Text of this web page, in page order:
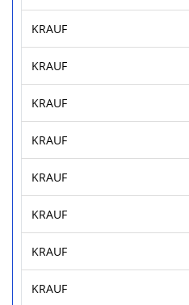
KRAUF
KRAUF
KRAUF
KRAUF
KRAUF
KRAUF
KRAUF
KRAUF